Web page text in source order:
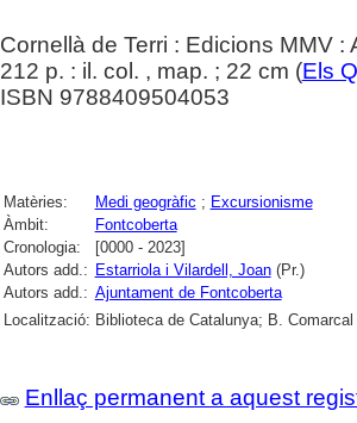
Cornellà de Terri : Edicions MMV
212 p. : il. col. , map. ; 22 cm (Els
ISBN 9788409504053
Matèries: Medi geogràfic ; Excursionisme
Àmbit:
Fontcoberta
Cronologia:
[0000 - 2023]
Autors add.: Estarriola i Vilardell, Joan(Pr.)
Autors add.: Ajuntament de Fontcoberta
Localització: Biblioteca de Catalunya; B.
Enllaç permanent a aquest